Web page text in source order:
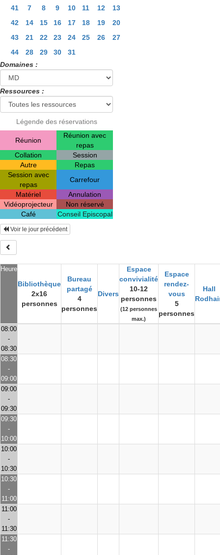
41
7 8 9 10 11 12
13
42
14 15 16 17 18 19
20
43
21 22 23 24 25 26
27
44
28 29 30
31
Domaines :
Ressources :
Légende des réservations
Réunion
Réunion avec
repas
Collation
Session
Autre
Repas
Session avec
repas
Carrefour
Matériel
Annulation
Vidéoprojecteur
Non réservé
Café
Conseil Episcopal
Heure
Bibliothèque
2x16
personnes
Bureau
partagé
4
personnes
Divers
Espace
convivialité
10-12
personnes
(12 personnes
max.)
Espace
rendez-
vous
5
personnes
Hall
Voir le jour précédent
08:00
-
08:30
08:30
-
09:00
09:00
-
09:30
09:30
-
10:00
10:00
-
10:30
10:30
-
11:00
11:00
-
11:30
11:30
-